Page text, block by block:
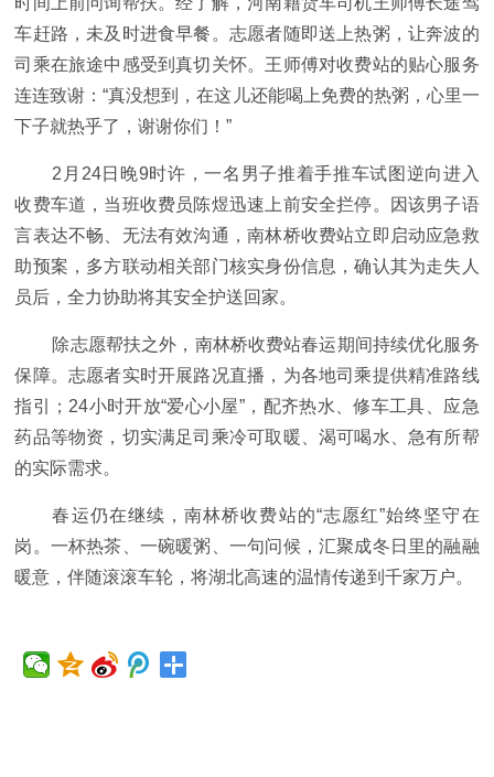
车赶路，未及时进食早餐。志愿者随即送上热粥，让奔波的
司乘在旅途中感受到真切关怀。王师傅对收费站的贴心服务
连连致谢：“真没想到，在这儿还能喝上免费的热粥，心里一
下子就热乎了，谢谢你们！”
2月24日晚9时许，一名男子推着手推车试图逆向进入
收费车道，当班收费员陈煜迅速上前安全拦停。因该男子语
言表达不畅、无法有效沟通，南林桥收费站立即启动应急救
助预案，多方联动相关部门核实身份信息，确认其为走失人
员后，全力协助将其安全护送回家。
除志愿帮扶之外，南林桥收费站春运期间持续优化服务
保障。志愿者实时开展路况直播，为各地司乘提供精准路线
指引；24小时开放“爱心小屋”，配齐热水、修车工具、应急
药品等物资，切实满足司乘冷可取暖、渴可喝水、急有所帮
的实际需求。
春运仍在继续，南林桥收费站的“志愿红”始终坚守在
岗。一杯热茶、一碗暖粥、一句问候，汇聚成冬日里的融融
暖意，伴随滚滚车轮，将湖北高速的温情传递到千家万户。